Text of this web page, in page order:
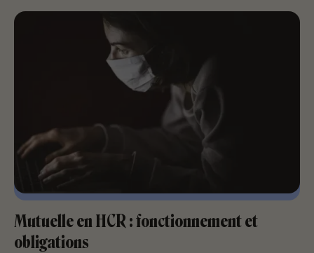
Mutuelle en HCR : fonctionnement et
obligations